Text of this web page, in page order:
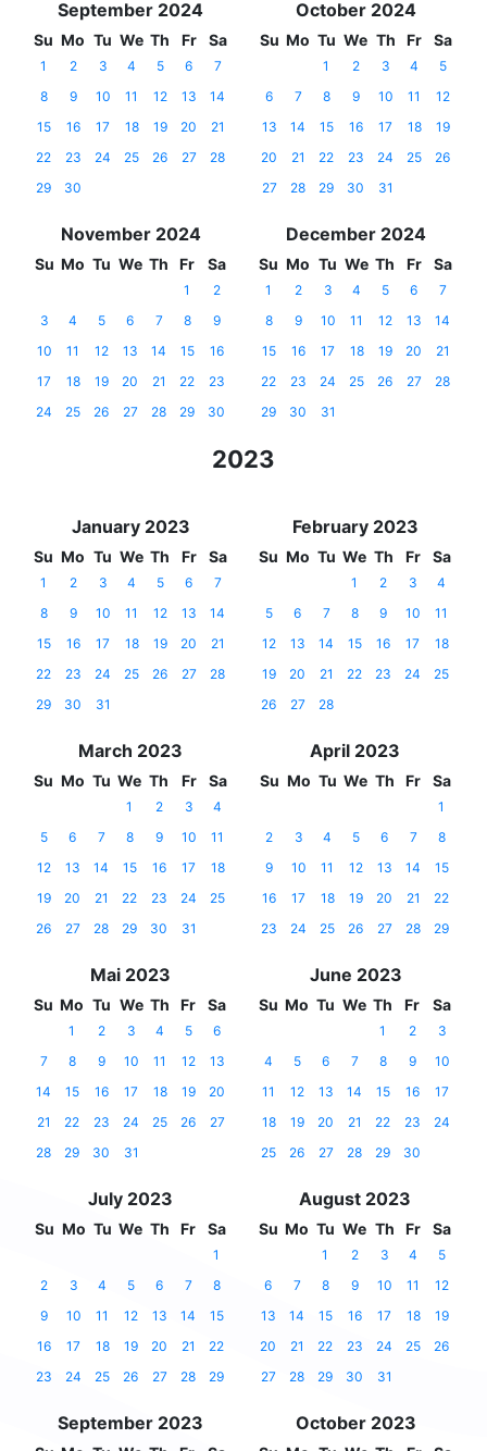
September 2024
Su Mo Tu We Th Fr Sa
1 2 3 4 5 6
7
8
9 10 11 12 13
14
15
16 17 18 19 20
21
22
23 24 25 26 27
28
29
30
October 2024
Su Mo Tu We Th Fr Sa
1 2 3 4
5
6
7 8 9 10 11
12
13
14 15 16 17 18
19
20
21 22 23 24 25
26
27
28 29 30 31
November 2024
Su Mo Tu We Th Fr Sa
1
2
3
4 5 6 7 8
9
10
11 12 13 14 15
16
17
18 19 20 21 22
23
24
25 26 27 28 29 30
December 2024
Su Mo Tu We Th Fr Sa
1 2 3 4 5 6
7
8
9 10 11 12 13
14
15
16 17 18 19 20
21
22
23 24 25 26 27
28
29
30 31
2023
January 2023
Su Mo Tu We Th Fr Sa
1 2 3 4 5 6
7
8
9 10 11 12 13
14
15
16 17 18 19 20
21
22
23 24 25 26 27
28
29
30 31
February 2023
Su Mo Tu We Th Fr Sa
1 2 3
4
5
6 7 8 9 10
11
12
13 14 15 16 17
18
19
20 21 22 23 24
25
26
27 28
March 2023
Su Mo Tu We Th Fr Sa
1 2 3
4
5
6 7 8 9 10
11
12
13 14 15 16 17
18
19
20 21 22 23 24
25
26
27 28 29 30 31
April 2023
Su Mo Tu We Th Fr Sa
1
2
3 4 5 6 7
8
9
10 11 12 13 14
15
16
17 18 19 20 21
22
23
24 25 26 27 28 29
Mai 2023
Su Mo Tu We Th Fr Sa
1 2 3 4 5
6
7
8 9 10 11 12
13
14
15 16 17 18 19
20
21
22 23 24 25 26
27
28
29 30 31
June 2023
Su Mo Tu We Th Fr Sa
1 2
3
4
5 6 7 8 9
10
11
12 13 14 15 16
17
18
19 20 21 22 23
24
25
26 27 28 29 30
July 2023
Su Mo Tu We Th Fr Sa
1
2
3 4 5 6 7
8
9
10 11 12 13 14
15
16
17 18 19 20 21
22
23
24 25 26 27 28 29
August 2023
Su Mo Tu We Th Fr Sa
1 2 3 4
5
6
7 8 9 10 11
12
13
14 15 16 17 18
19
20
21 22 23 24 25
26
27
28 29 30 31
September 2023 October 2023